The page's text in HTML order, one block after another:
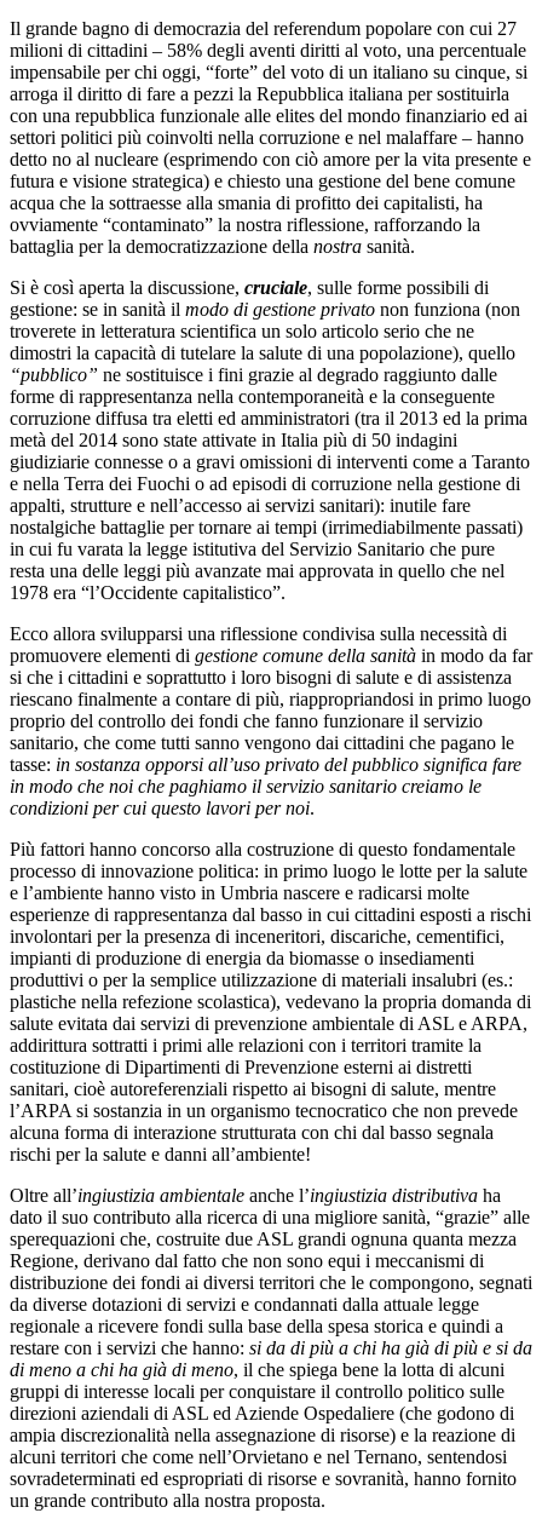
Il grande bagno di democrazia del referendum popolare con cui 27
milioni di cittadini – 58% degli aventi diritti al voto, una percentuale
impensabile per chi oggi, “forte” del voto di un italiano su cinque, si
arroga il diritto di fare a pezzi la Repubblica italiana per sostituirla
con una repubblica funzionale alle elites del mondo finanziario ed ai
settori politici più coinvolti nella corruzione e nel malaffare – hanno
detto no al nucleare (esprimendo con ciò amore per la vita presente e
futura e visione strategica) e chiesto una gestione del bene comune
acqua che la sottraesse alla smania di profitto dei capitalisti, ha
ovviamente “contaminato” la nostra riflessione, rafforzando la
battaglia per la democratizzazione della nostra sanità.
Si è così aperta la discussione, cruciale, sulle forme possibili di
gestione: se in sanità il modo di gestione privato non funziona (non
troverete in letteratura scientifica un solo articolo serio che ne
dimostri la capacità di tutelare la salute di una popolazione), quello
“pubblico” ne sostituisce i fini grazie al degrado raggiunto dalle
forme di rappresentanza nella contemporaneità e la conseguente
corruzione diffusa tra eletti ed amministratori (tra il 2013 ed la prima
metà del 2014 sono state attivate in Italia più di 50 indagini
giudiziarie connesse o a gravi omissioni di interventi come a Taranto
e nella Terra dei Fuochi o ad episodi di corruzione nella gestione di
appalti, strutture e nell’accesso ai servizi sanitari): inutile fare
nostalgiche battaglie per tornare ai tempi (irrimediabilmente passati)
in cui fu varata la legge istitutiva del Servizio Sanitario che pure
resta una delle leggi più avanzate mai approvata in quello che nel
1978 era “l’Occidente capitalistico”.
Ecco allora svilupparsi una riflessione condivisa sulla necessità di
promuovere elementi di gestione comune della sanità in modo da far
si che i cittadini e soprattutto i loro bisogni di salute e di assistenza
riescano finalmente a contare di più, riappropriandosi in primo luogo
proprio del controllo dei fondi che fanno funzionare il servizio
sanitario, che come tutti sanno vengono dai cittadini che pagano le
tasse: in sostanza opporsi all’uso privato del pubblico significa fare
in modo che noi che paghiamo il servizio sanitario creiamo le
condizioni per cui questo lavori per noi.
Più fattori hanno concorso alla costruzione di questo fondamentale
processo di innovazione politica: in primo luogo le lotte per la salute
e l’ambiente hanno visto in Umbria nascere e radicarsi molte
esperienze di rappresentanza dal basso in cui cittadini esposti a rischi
involontari per la presenza di inceneritori, discariche, cementifici,
impianti di produzione di energia da biomasse o insediamenti
produttivi o per la semplice utilizzazione di materiali insalubri (es.:
plastiche nella refezione scolastica), vedevano la propria domanda di
salute evitata dai servizi di prevenzione ambientale di ASL e ARPA,
addirittura sottratti i primi alle relazioni con i territori tramite la
costituzione di Dipartimenti di Prevenzione esterni ai distretti
sanitari, cioè autoreferenziali rispetto ai bisogni di salute, mentre
l’ARPA si sostanzia in un organismo tecnocratico che non prevede
alcuna forma di interazione strutturata con chi dal basso segnala
rischi per la salute e danni all’ambiente!
Oltre all’ingiustizia ambientale anche l’ingiustizia distributiva ha
dato il suo contributo alla ricerca di una migliore sanità, “grazie” alle
sperequazioni che, costruite due ASL grandi ognuna quanta mezza
Regione, derivano dal fatto che non sono equi i meccanismi di
distribuzione dei fondi ai diversi territori che le compongono, segnati
da diverse dotazioni di servizi e condannati dalla attuale legge
regionale a ricevere fondi sulla base della spesa storica e quindi a
restare con i servizi che hanno: si da di più a chi ha già di più e si da
di meno a chi ha già di meno, il che spiega bene la lotta di alcuni
gruppi di interesse locali per conquistare il controllo politico sulle
direzioni aziendali di ASL ed Aziende Ospedaliere (che godono di
ampia discrezionalità nella assegnazione di risorse) e la reazione di
alcuni territori che come nell’Orvietano e nel Ternano, sentendosi
sovradeterminati ed espropriati di risorse e sovranità, hanno fornito
un grande contributo alla nostra proposta.